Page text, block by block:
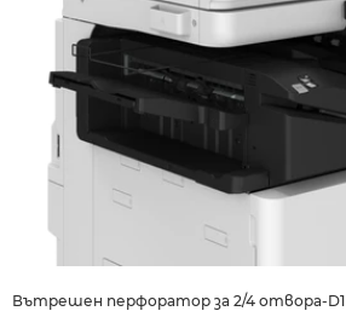
Вътрешен перфоратор за 2/4 отвора-D1